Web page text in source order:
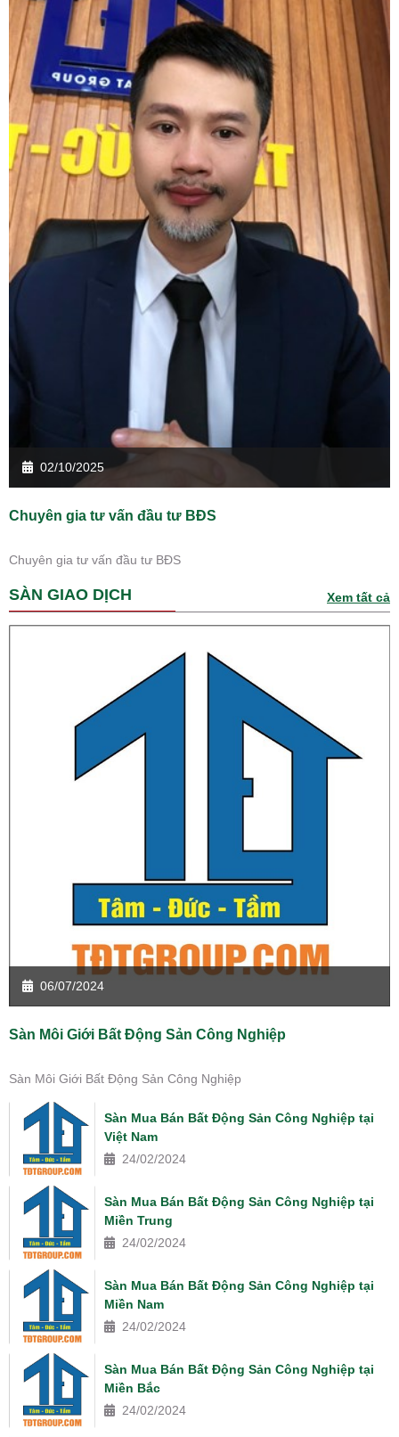
02/10/2025
Chuyên gia tư vấn đầu tư BĐS
Chuyên gia tư vấn đầu tư BĐS
SÀN GIAO DỊCH Xem tất cả
06/07/2024
Sàn Môi Giới Bất Động Sản Công Nghiệp
Sàn Môi Giới Bất Động Sản Công Nghiệp
Sàn Mua Bán Bất Động Sản Công Nghiệp tại
Việt Nam
24/02/2024
Sàn Mua Bán Bất Động Sản Công Nghiệp tại
Miền Trung
24/02/2024
Sàn Mua Bán Bất Động Sản Công Nghiệp tại
Miền Nam
24/02/2024
Sàn Mua Bán Bất Động Sản Công Nghiệp tại
Miền Bắc
24/02/2024